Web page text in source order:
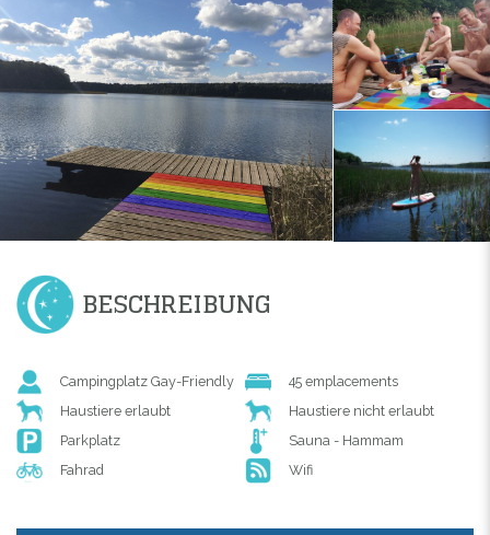
BESCHREIBUNG
Campingplatz Gay-Friendly
45 emplacements
Haustiere erlaubt
Haustiere nicht erlaubt
Parkplatz
Sauna - Hammam
Fahrad
Wifi